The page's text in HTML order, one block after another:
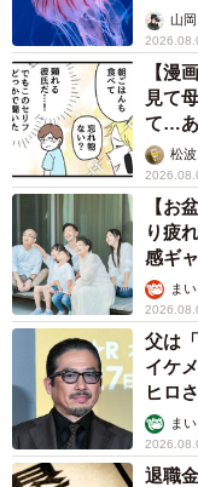
ごい」
山
【漫
見て
て…あ
松
【お
り疲
感ギ
ま
父は
イケ
ヒロ
ま
退職